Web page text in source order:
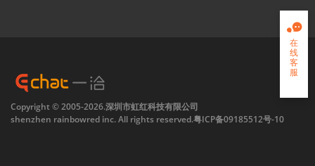

在
线
客
服
Copyright © 2005-2026.深圳市虹红科技有限公司
shenzhen rainbowred inc. All rights reserved.粤ICP备09185512号-10